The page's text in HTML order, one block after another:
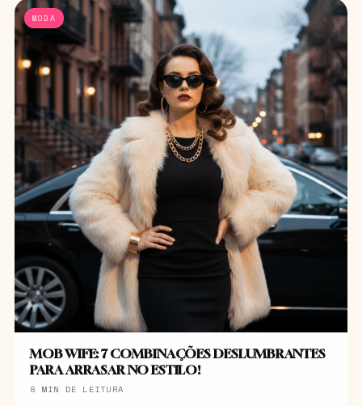
MODA
MOB WIFE: 7 COMBINAÇÕES DESLUMBRANTES
PARA ARRASAR NO ESTILO!
8 MIN DE LEITURA